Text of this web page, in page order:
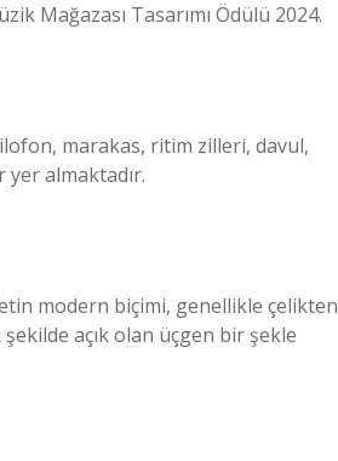
Mağazası Tasarımı Ödülü 2024.
marakas, ritim zilleri, davul,
almaktadır.
modern biçimi, genellikle çelikten
açık olan üçgen bir şekle